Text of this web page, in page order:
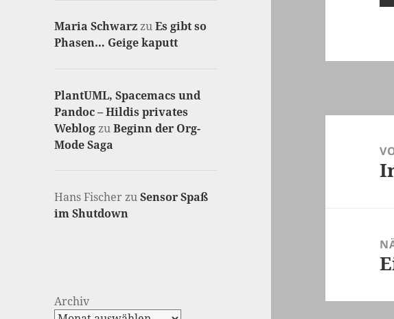
Maria SchwarzzuEs gibt so
Phasen… Geige kaputt
PlantUML, Spacemacs und
Pandoc – Hildis privates
WeblogzuBeginn der Org-
Mode Saga
Hans Fischer zuSensor Spaß
im Shutdown
Archiv